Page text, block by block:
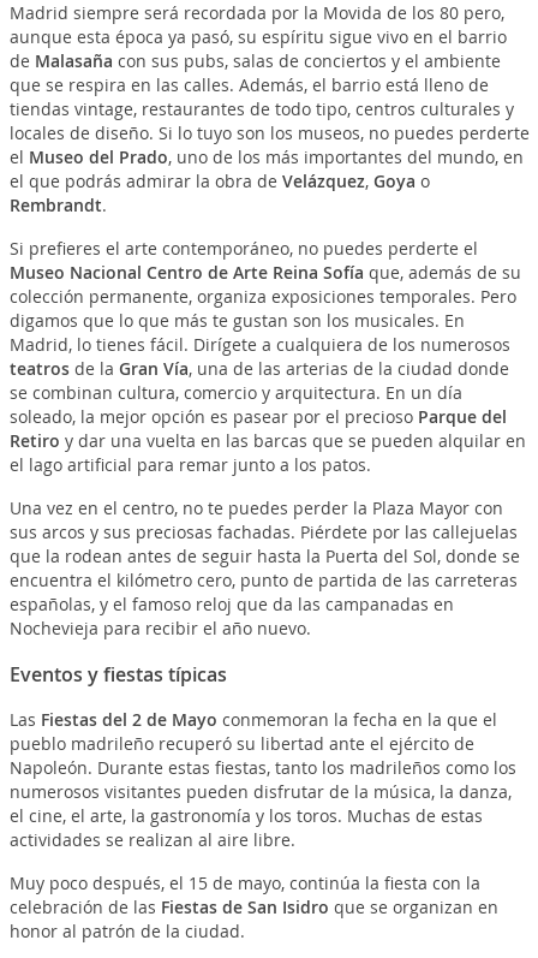
Madrid siempre será recordada por la Movida de los 80 pero,
aunque esta época ya pasó, su espíritu sigue vivo en el barrio
de Malasaña con sus pubs, salas de conciertos y el ambiente
que se respira en las calles. Además, el barrio está lleno de
tiendas vintage, restaurantes de todo tipo, centros culturales y
locales de diseño. Si lo tuyo son los museos, no puedes perderte
el Museo del Prado, uno de los más importantes del mundo, en
el que podrás admirar la obra de Velázquez, Goya o
Rembrandt.
Si prefieres el arte contemporáneo, no puedes perderte el
Museo Nacional Centro de Arte Reina Sofía que, además de su
colección permanente, organiza exposiciones temporales. Pero
digamos que lo que más te gustan son los musicales. En
Madrid, lo tienes fácil. Dirígete a cualquiera de los numerosos
teatrosde la Gran Vía, una de las arterias de la ciudad donde
se combinan cultura, comercio y arquitectura. En un día
soleado, la mejor opción es pasear por el precioso Parque del
Retiro y dar una vuelta en las barcas que se pueden alquilar en
el lago artificial para remar junto a los patos.
Una vez en el centro, no te puedes perder la Plaza Mayor con
sus arcos y sus preciosas fachadas. Piérdete por las callejuelas
que la rodean antes de seguir hasta la Puerta del Sol, donde se
encuentra el kilómetro cero, punto de partida de las carreteras
españolas, y el famoso reloj que da las campanadas en
Nochevieja para recibir el año nuevo.
Eventos y fiestas típicas
Las Fiestas del 2 de Mayo conmemoran la fecha en la que el
pueblo madrileño recuperó su libertad ante el ejército de
Napoleón. Durante estas fiestas, tanto los madrileños como los
numerosos visitantes pueden disfrutar de la música, la danza,
el cine, el arte, la gastronomía y los toros. Muchas de estas
actividades se realizan al aire libre.
Muy poco después, el 15 de mayo, continúa la fiesta con la
celebración de las Fiestas de San Isidro que se organizan en
honor al patrón de la ciudad.